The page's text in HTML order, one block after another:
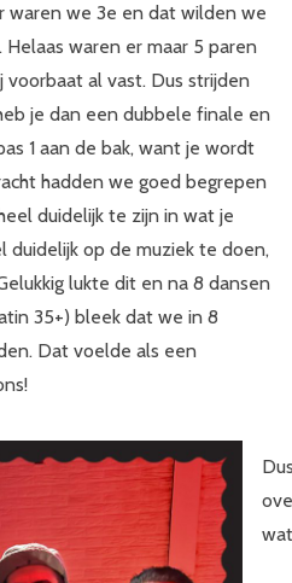
waren we 3e en dat wilden we
waren er maar 5 paren
voorbaat al vast. Dus strijden
je dan een dubbele finale en
1 aan de bak, want je wordt
hadden we goed begrepen
duidelijk te zijn in wat je
duidelijk op de muziek te doen,
lukte dit en na 8 dansen
35+) bleek dat we in 8
Dat voelde als een